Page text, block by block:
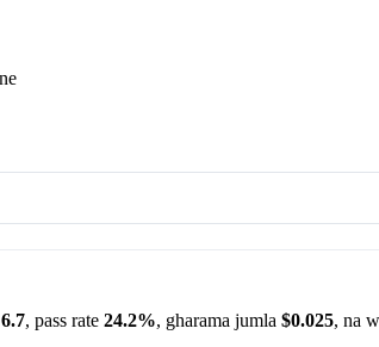
6.7, pass rate 24.2%, gharama jumla $0.025, na